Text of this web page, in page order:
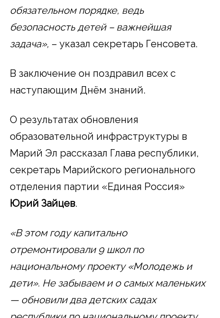
обязательном порядке, ведь
безопасность детей – важнейшая
задача», – указал секретарь Генсовета.
В заключение он поздравил всех с
наступающим Днём знаний.
О результатах обновления
образовательной инфраструктуры в
Марий Эл рассказал Глава республики,
секретарь Марийского регионального
отделения партии «Единая Россия»
Юрий Зайцев.
«В этом году капитально
отремонтировали 9 школ по
национальному проекту «Молодежь и
дети». Не забываем и о самых маленьких
— обновили два детских садах